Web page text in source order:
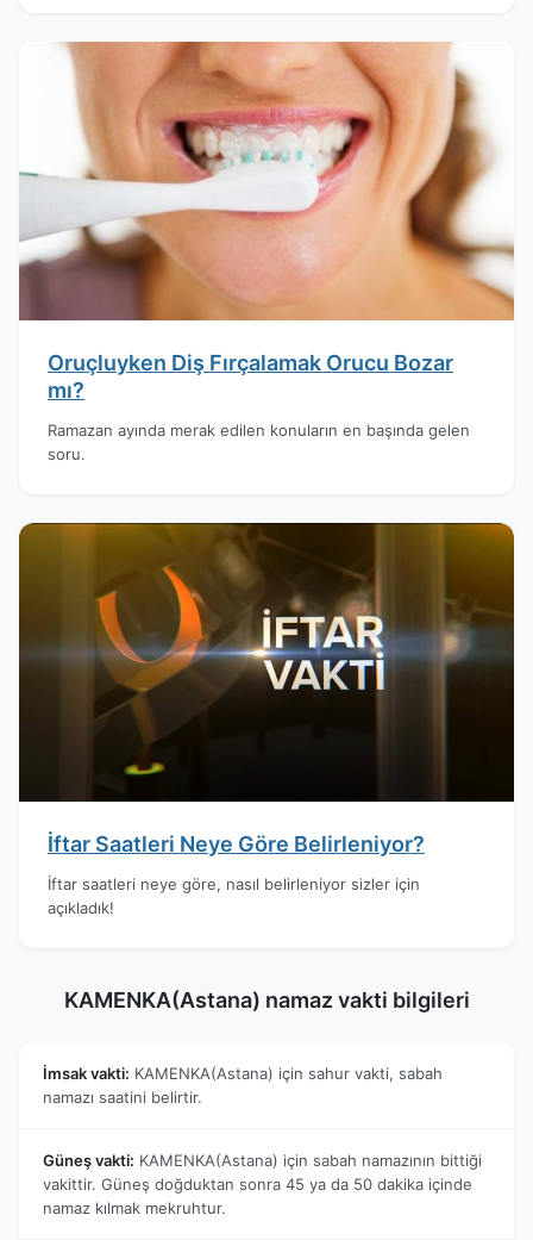
Oruçluyken Diş Fırçalamak Orucu Bozar
mı?
Ramazan ayında merak edilen konuların en başında gelen
soru.
İftar Saatleri Neye Göre Belirleniyor?
İftar saatleri neye göre, nasıl belirleniyor sizler için
açıkladık!
KAMENKA(Astana) namaz vakti bilgileri
İmsak vakti: KAMENKA(Astana) için sahur vakti, sabah
namazı saatini belirtir.
Güneş vakti: KAMENKA(Astana) için sabah namazının bittiği
vakittir. Güneş doğduktan sonra 45 ya da 50 dakika içinde
namaz kılmak mekruhtur.